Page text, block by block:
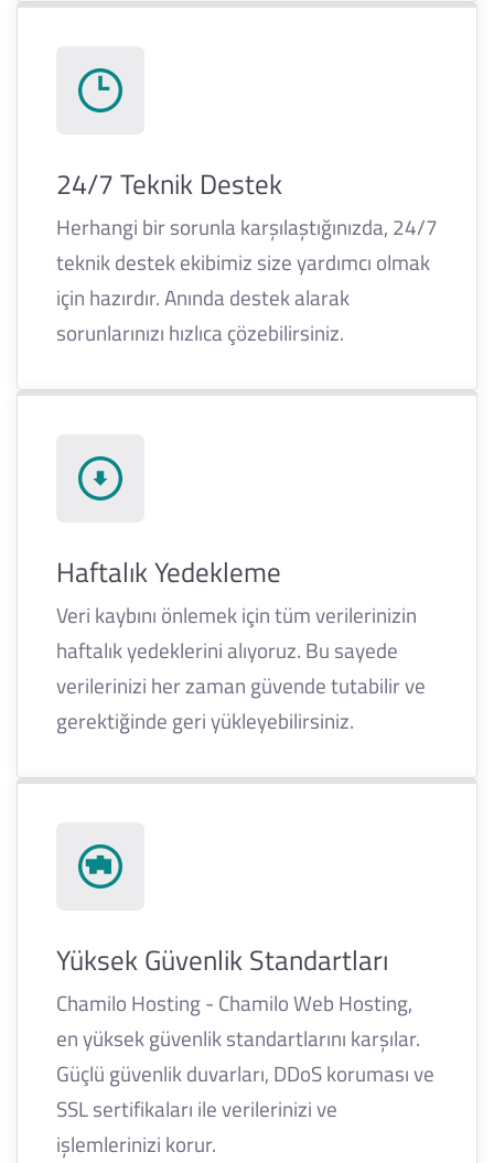
24/7 Teknik Destek
Herhangi bir sorunla karşılaştığınızda, 24/7
teknik destek ekibimiz size yardımcı olmak
için hazırdır. Anında destek alarak
sorunlarınızı hızlıca çözebilirsiniz.
Haftalık Yedekleme
Veri kaybını önlemek için tüm verilerinizin
haftalık yedeklerini alıyoruz. Bu sayede
verilerinizi her zaman güvende tutabilir ve
gerektiğinde geri yükleyebilirsiniz.
Yüksek Güvenlik Standartları
Chamilo Hosting - Chamilo Web Hosting,
en yüksek güvenlik standartlarını karşılar.
Güçlü güvenlik duvarları, DDoS koruması ve
SSL sertifikaları ile verilerinizi ve
işlemlerinizi korur.